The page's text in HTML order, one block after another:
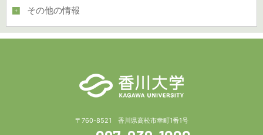
その他の情報
〒760-8521 香川県高松市幸町1番1号